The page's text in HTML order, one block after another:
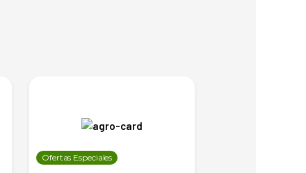
Ofertas Especiales